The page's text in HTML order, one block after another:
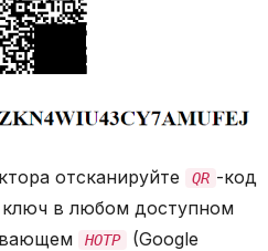
отсканируйте QR -код
в любом доступном
HOTP
(Google